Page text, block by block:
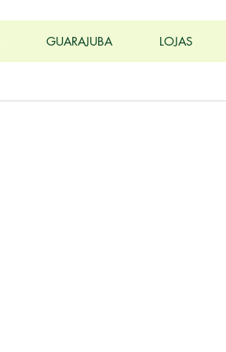
GUARAJUBA LOJAS